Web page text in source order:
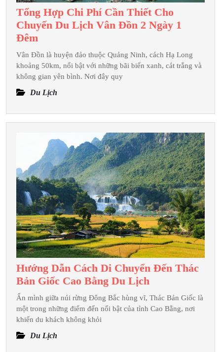
Tổng Hợp Chi Phí Cần Thiết Cho
Chuyến Du Lịch Vân Đồn 2 Ngày 1
Đêm
Hợp
Chi
Phí
Cần
Thiết
Cho
Chuyến
Du
Lịch
Vân
Đồn
2
Ngày
1
Đêm
Vân Đồn là huyện đảo thuộc Quảng Ninh, cách Hạ Long
khoảng 50km, nổi bật với những bãi biển xanh, cát trắng và
không gian yên bình. Nơi đây quy
Du Lịch
Hướng Dẫn Cách Di Chuyển Đến Thác
Bản Giốc Cao Bằng Du Lịch
Dẫn
Cách
Ẩn mình giữa núi rừng Đông Bắc hùng vĩ, Thác Bản Giốc là
một trong những điểm đến nổi bật của tỉnh Cao Bằng, nơi
khiến du khách không khỏi
Du Lịch